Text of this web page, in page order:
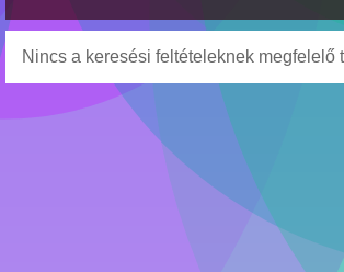
Nincs a keresési feltételeknek megfelelő